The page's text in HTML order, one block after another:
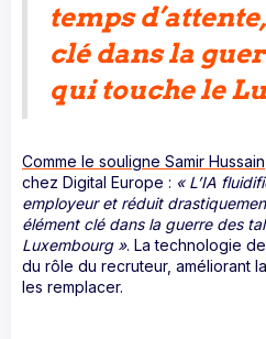
temps
clé dans la
qui touche le
Comme le souligne Samir Hussain
chez Digital Europe : « L’IA
employeur et réduit
élément clé dans la guerre des
Luxembourg ». La technologie
du rôle du recruteur, améliorant
les remplacer.